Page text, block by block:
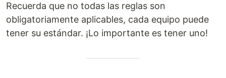
Recuerda que no todas las reglas son
obligatoriamente aplicables, cada equipo puede
tener su estándar. ¡Lo importante es tener uno!